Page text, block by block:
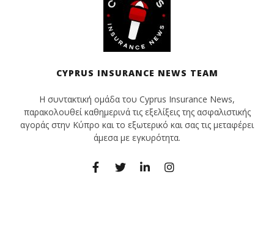
CYPRUS INSURANCE NEWS TEAM
Η συντακτική ομάδα του Cyprus Insurance News,
παρακολουθεί καθημερινά τις εξελίξεις της ασφαλιστικής
αγοράς στην Κύπρο και το εξωτερικό και σας τις μεταφέρει
άμεσα με εγκυρότητα.